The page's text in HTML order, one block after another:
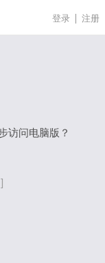
登录 注册
访问电脑版？